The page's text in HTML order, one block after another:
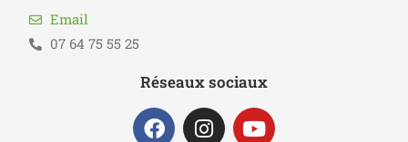
Email
07 64 75 55 25
Réseaux sociaux